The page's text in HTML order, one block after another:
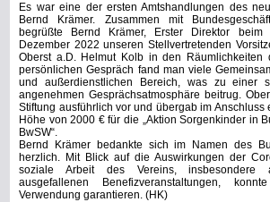
Es war eine der ersten Amtshandlungen des
Bernd Krämer. Zusammen mit
begrüßte Bernd Krämer,
Erster Direktor beim
Dezember 2022 unseren Stellvertretenden
Oberst a.D. Helmut Kolb in den Räumlichkeiten
persönlichen Gespräch fand man viele
und außerdienstlichen Bereich, was zu einer
angenehmen Gesprächsatmosphäre beitrug.
Stiftung ausführlich vor und übergab im Anschluss
Höhe von 2000 € für die „Aktion Sorgenkinder in
BwSW“.
Bernd Krämer bedankte sich im Namen des
herzlich. Mit Blick auf die Auswirkungen der
soziale Arbeit des Vereins, insbesondere
ausgefallenen Benefizveranstaltungen,
Verwendung garantieren. (HK)